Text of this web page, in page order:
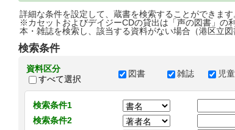
詳細な条件を設定して、蔵書を検索することができます
※カセットおよびデイジーCDの貸出は「声の図書」の
本・雑誌を検索し、該当する資料がない場合（港区立
検索条件
資料区分
すべて選択
図書 雑誌 児童
検索条件1
検索条件2